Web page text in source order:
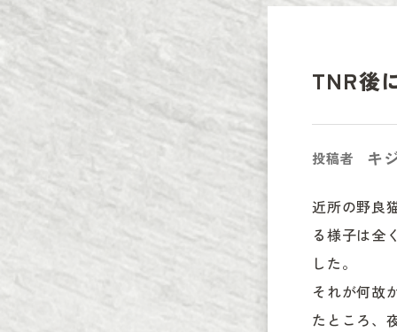
TNR後
投稿者 キ
近所の野良
る様子は全
した。
それが何故
たところ、